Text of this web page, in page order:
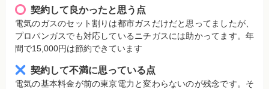
契約して良かったと思う点
電気のガスのセット割りは都市ガスだけだと思ってましたが、
プロパンガスでも対応しているニチガスには助かってます。年
間で15,000円は節約できています
契約して不満に思っている点
電気の基本料金が前の東京電力と変わらないのが残念です。そ